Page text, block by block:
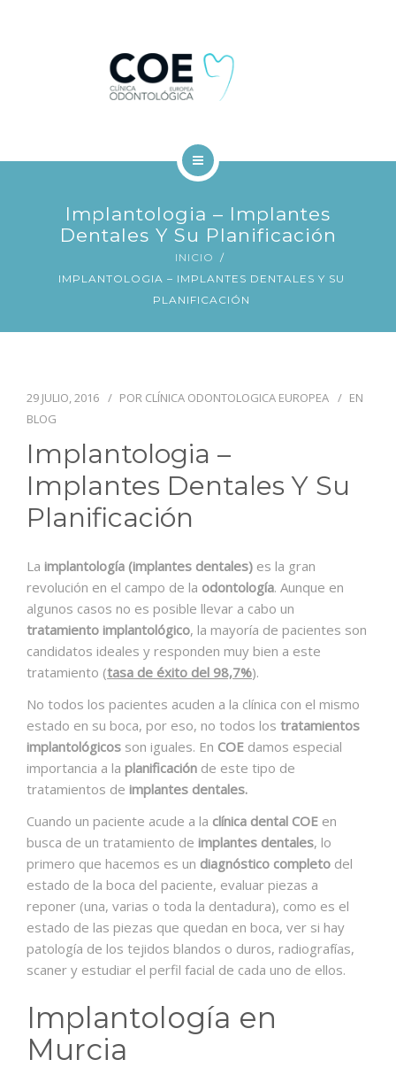
FINANCIACIÓN
CONTACTO
Implantologia – Implantes
Dentales Y Su Planificación
INICIO
IMPLANTOLOGIA – IMPLANTES DENTALES Y SU
PLANIFICACIÓN
29 JULIO, 2016 POR CLÍNICA ODONTOLOGICA EUROPEA
EN
BLOG
Implantologia –
Implantes Dentales Y Su
Planificación
La implantología (implantes dentales) es la gran
revolución en el campo de la odontología. Aunque en
algunos casos no es posible llevar a cabo un
tratamiento implantológico, la mayoría de pacientes son
candidatos ideales y responden muy bien a este
tratamiento (tasa de éxito del 98,7%).
No todos los pacientes acuden a la clínica con el mismo
estado en su boca, por eso, no todos los tratamientos
implantológicos son iguales. En COE damos especial
importancia a la planificación de este tipo de
tratamientos de implantes dentales.
Cuando un paciente acude a la clínica dental COE en
busca de un tratamiento de implantes dentales, lo
primero que hacemos es un diagnóstico completo del
estado de la boca del paciente, evaluar piezas a
reponer (una, varias o toda la dentadura), como es el
estado de las piezas que quedan en boca, ver si hay
patología de los tejidos blandos o duros, radiografías,
scaner y estudiar el perfil facial de cada uno de ellos.
Implantología en
Murcia